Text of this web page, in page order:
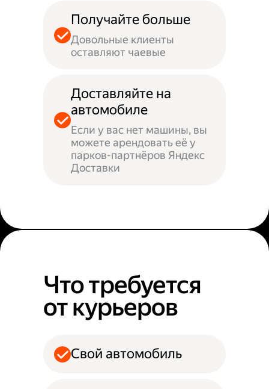
Получайте больше
Довольные клиенты
оставляют чаевые
Доставляйте на
автомобиле
Если у вас нет машины, вы
можете арендовать её у
парков-партнёров Яндекс
Доставки
Что требуется
от курьеров
Свой автомобиль